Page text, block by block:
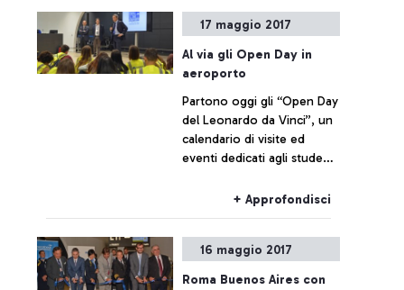
comunque raggiungibile
procedendo in direzione
dei Terminal (area tecnica
Alitalia).
17 maggio 2017
Al via gli Open Day in
aeroporto
Partono oggi gli “Open Day
del Leonardo da Vinci”, un
calendario di visite ed
eventi dedicati agli studenti
conosceranno lo scalo e le
sue professioni.
+ Approfondisci
16 maggio 2017
Roma Buenos Aires con